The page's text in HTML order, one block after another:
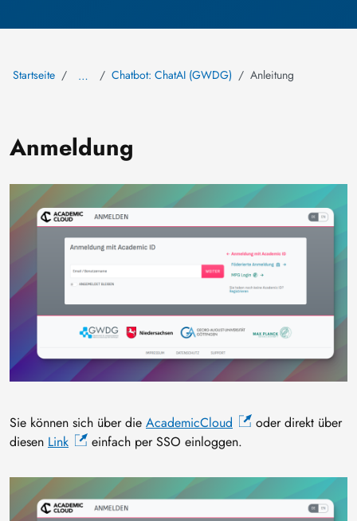
Startseite … Chatbot: ChatAI (GWDG) Anleitung
Anmeldung
Sie können sich über die AcademicCloud
oder direkt über
diesen Link einfach per SSO einloggen.